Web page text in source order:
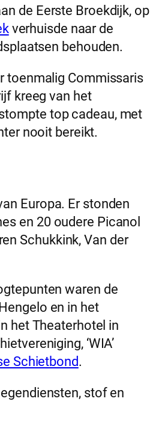
de Eerste Broekdijk, op
verhuisde naar de
behouden.
toenmalig Commissaris
kreeg van het
top cadeau, met
nooit bereikt.
Europa. Er stonden
en 20 oudere Picanol
Schukkink, Van der
waren de
en in het
het Theaterhotel in
‘WIA’
Schietbond.
stof en